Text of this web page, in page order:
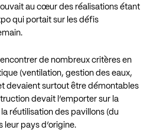
au cœur des réalisations étant
qui portait sur les défis
de nombreux critères en
(ventilation, gestion des eaux,
devaient surtout être démontables
devait l’emporter sur la
réutilisation des pavillons (du
leur pays d’origine.